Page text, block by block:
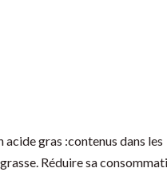
acide gras :contenus dans les
Réduire sa